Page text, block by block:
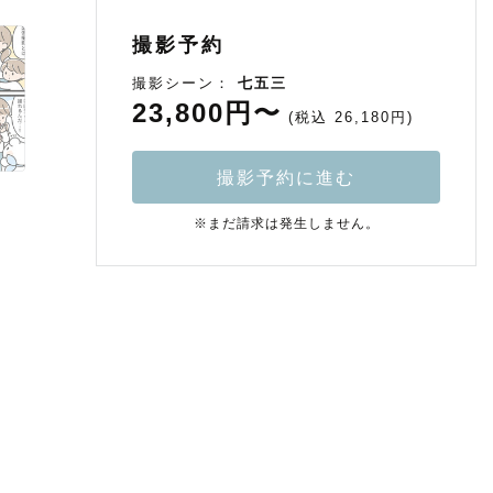
撮影予約
撮影シーン：七五三
23,800円〜 (税込 26,180円)
撮影予約に進む
※まだ請求は発生しません。